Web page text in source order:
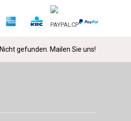
Nicht gefunden. Mailen Sie uns!